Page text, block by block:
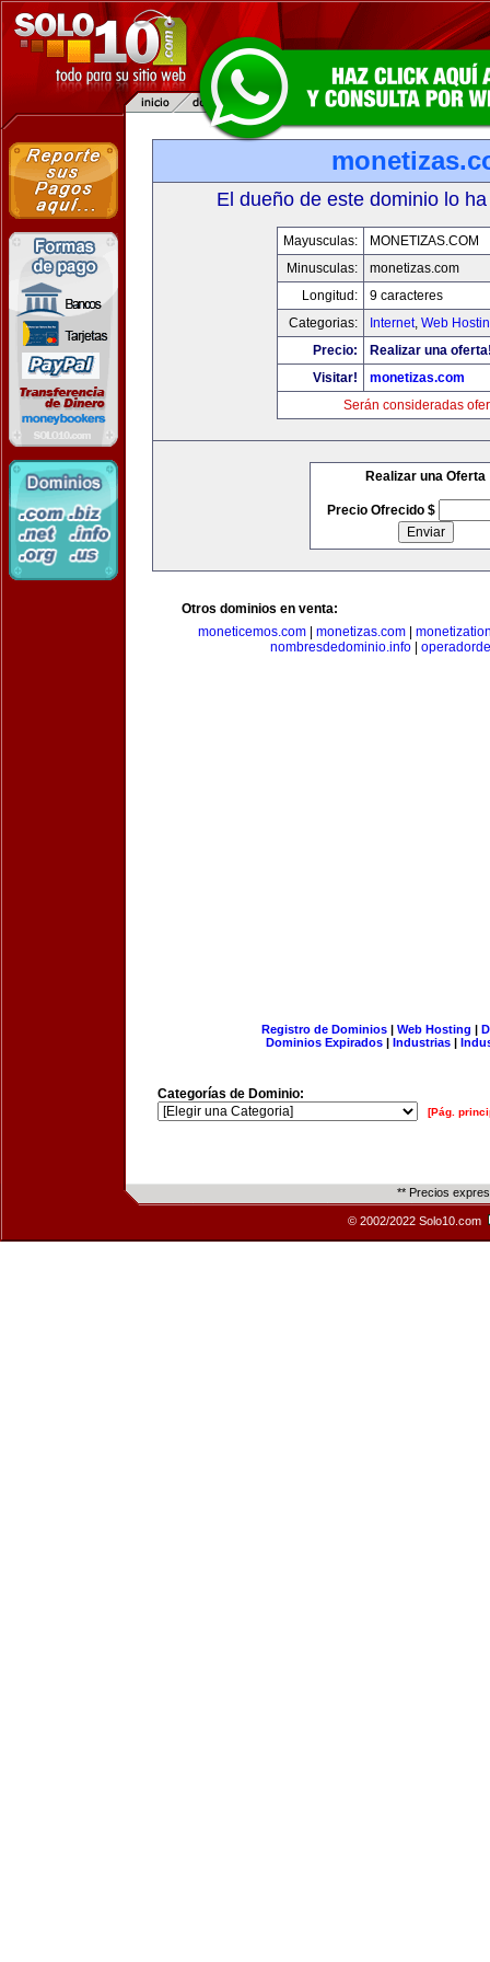
El dueño de este dominio lo
Mayusculas:
MONETIZAS.COM
Minusculas:
monetizas.com
Longitud:
9 caracteres
Categorias:
Internet, Web
Precio:
Realizar una
Visitar!
monetizas.com
Serán consideradas
Realizar una Oferta
Precio Ofrecido $
Otros dominios en venta:
moneticemos.com
monetizas.com
nombresdedominio.info
Registro de Dominios| Web Hosting |
Dominios Expirados | Industrias |
Categorías de Dominio:
[Pág.
** Precios
© 2002/2022 Solo10.com